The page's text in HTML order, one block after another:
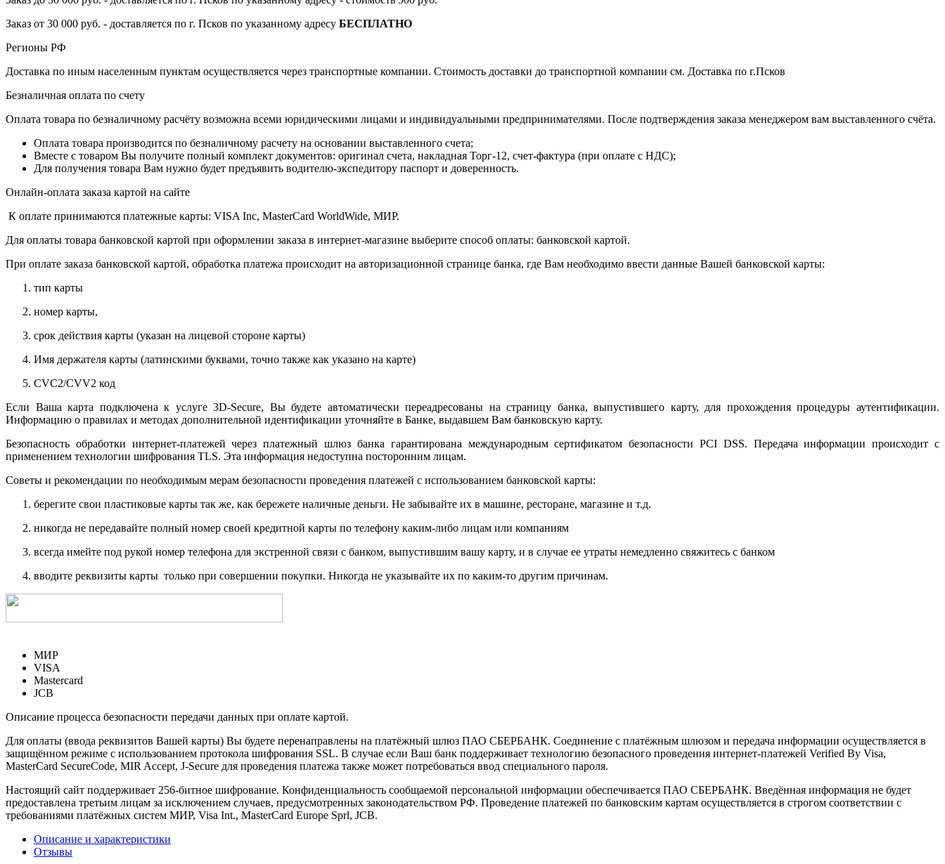
Заказ от 30 000 руб. - доставляется по г. Псков по указанному адресу БЕСПЛАТНО
Регионы РФ
Доставка по иным населенным пунктам осуществляется через транспортные компании. Стоимость доставки до транспортной компании см. Доставка по г.Псков
Безналичная оплата по счету
Оплата товара по безналичному расчёту возможна всеми юридическими лицами и индивидуальными предпринимателями. После подтверждения заказа менеджером вам выставленного счёта.
Оплата товара производится по безналичному расчету на основании выставленного счета;
Вместе с товаром Вы получите полный комплект документов: оригинал счета, накладная Торг-12, счет-фактура (при оплате с НДС);
Для получения товара Вам нужно будет предъявить водителю-экспедитору паспорт и доверенность.
Онлайн-оплата заказа картой на сайте
К оплате принимаются платежные карты: VISA Inc, MasterCard WorldWide, МИР.
Для оплаты товара банковской картой при оформлении заказа в интернет-магазине выберите способ оплаты: банковской картой.
При оплате заказа банковской картой, обработка платежа происходит на авторизационной странице банка, где Вам необходимо ввести данные Вашей банковской карты:
тип карты
номер карты,
срок действия карты (указан на лицевой стороне карты)
Имя держателя карты (латинскими буквами, точно также как указано на карте)
CVC2/CVV2 код
Если Ваша карта подключена к услуге 3D-Secure, Вы будете автоматически переадресованы на страницу банка, выпустившего карту, для прохождения процедуры аутентификации.
Информацию о правилах и методах дополнительной идентификации уточняйте в Банке, выдавшем Вам банковскую карту.
Безопасность обработки интернет-платежей через платежный шлюз банка гарантирована международным сертификатом безопасности PCI DSS. Передача информации происходит с
применением технологии шифрования TLS. Эта информация недоступна посторонним лицам.
Советы и рекомендации по необходимым мерам безопасности проведения платежей с использованием банковской карты:
берегите свои пластиковые карты так же, как бережете наличные деньги. Не забывайте их в машине, ресторане, магазине и т.д.
никогда не передавайте полный номер своей кредитной карты по телефону каким-либо лицам или компаниям
всегда имейте под рукой номер телефона для экстренной связи с банком, выпустившим вашу карту, и в случае ее утраты немедленно свяжитесь с банком
вводите реквизиты карты только при совершении покупки. Никогда не указывайте их по каким-то другим причинам.
МИР
VISA
Mastercard
JCB
Описание процесса безопасности передачи данных при оплате картой.
Для оплаты (ввода реквизитов Вашей карты) Вы будете перенаправлены на платёжный шлюз ПАО СБЕРБАНК. Соединение с платёжным шлюзом и передача информации осуществляется в
защищённом режиме с использованием протокола шифрования SSL. В случае если Ваш банк поддерживает технологию безопасного проведения интернет-платежей Verified By Visa,
MasterCard SecureCode, MIR Accept, J-Secure для проведения платежа также может потребоваться ввод специального пароля.
Настоящий сайт поддерживает 256-битное шифрование. Конфиденциальность сообщаемой персональной информации обеспечивается ПАО СБЕРБАНК. Введённая информация не будет
предоставлена третьим лицам за исключением случаев, предусмотренных законодательством РФ. Проведение платежей по банковским картам осуществляется в строгом соответствии с
требованиями платёжных систем МИР, Visa Int., MasterCard Europe Sprl, JCB.
Описание и характеристики
Отзывы